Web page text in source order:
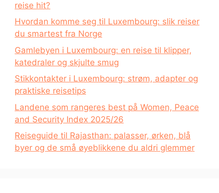
reise hit?
Hvordan komme seg til Luxembourg: slik reiser
du smartest fra Norge
Gamlebyen i Luxembourg: en reise til klipper,
katedraler og skjulte smug
Stikkontakter i Luxembourg: strøm, adapter og
praktiske reisetips
Landene som rangeres best på Women, Peace
and Security Index 2025/26
Reiseguide til Rajasthan: palasser, ørken, blå
byer og de små øyeblikkene du aldri glemmer